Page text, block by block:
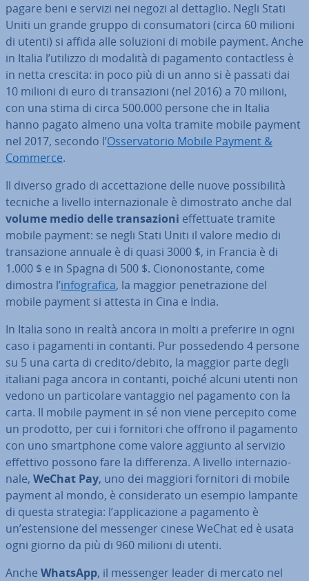
pagare beni e servizi nei negozi al dettaglio. Negli Stati
Uniti un grande gruppo di con­su­ma­to­ri (circa 60 milioni
di utenti) si affida alle soluzioni di mobile payment. Anche
in Italia l’utilizzo di modalità di pagamento con­tac­tless è
in netta crescita: in poco più di un anno si è passati dai
10 milioni di euro di tran­sa­zio­ni (nel 2016) a 70 milioni,
con una stima di circa 500.000 persone che in Italia
hanno pagato almeno una volta tramite mobile payment
nel 2017, secondo l’Os­ser­va­to­rio Mobile Payment &
Commerce.
Il diverso grado di ac­cet­ta­zio­ne delle nuove pos­si­bi­li­tà
tecniche a livello in­ter­na­zio­na­le è di­mo­stra­to anche dal
volume medio delle tran­sa­zio­ni ef­fet­tua­te tramite
mobile payment: se negli Stati Uniti il valore medio di
tran­sa­zio­ne annuale è di quasi 3000 $, in Francia è di
1.000 $ e in Spagna di 500 $. Cio­no­no­stan­te, come
dimostra l’in­fo­gra­fi­ca, la maggior pe­ne­tra­zio­ne del
mobile payment si attesta in Cina e India.
In Italia sono in realtà ancora in molti a preferire in ogni
caso i pagamenti in contanti. Pur pos­se­den­do 4 persone
su 5 una carta di credito/debito, la maggior parte degli
italiani paga ancora in contanti, poiché alcuni utenti non
vedono un par­ti­co­la­re vantaggio nel pagamento con la
carta. Il mobile payment in sé non viene percepito come
un prodotto, per cui i fornitori che offrono il pagamento
con uno smart­pho­ne come valore aggiunto al servizio
effettivo possono fare la dif­fe­ren­za. A livello in­ter­na­zio­
na­le, WeChat Pay, uno dei maggiori fornitori di mobile
payment al mondo, è con­si­de­ra­to un esempio lampante
di questa strategia: l’ap­pli­ca­zio­ne a pagamento è
un’esten­sio­ne del messenger cinese WeChat ed è usata
ogni giorno da più di 960 milioni di utenti.
Anche WhatsApp, il messenger leader di mercato nel